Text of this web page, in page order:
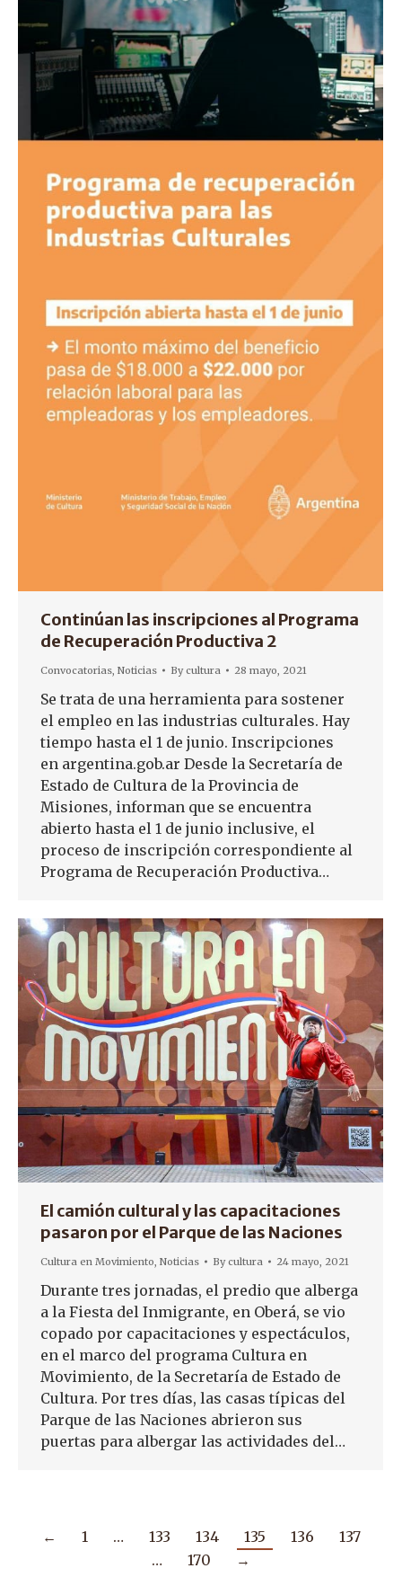
Continúan las inscripciones al Programa
de Recuperación Productiva 2
Convocatorias Noticias Bycultura 28 mayo, 2021
Se trata de una herramienta para sostener
el empleo en las industrias culturales. Hay
tiempo hasta el 1 de junio. Inscripciones
en argentina.gob.ar Desde la Secretaría de
Estado de Cultura de la Provincia de
Misiones, informan que se encuentra
abierto hasta el 1 de junio inclusive, el
proceso de inscripción correspondiente al
Programa de Recuperación Productiva…
El camión cultural y las capacitaciones
pasaron por el Parque de las Naciones
Cultura en Movimiento, Noticias Bycultura 24 mayo, 2021
Durante tres jornadas, el predio que alberga
a la Fiesta del Inmigrante, en Oberá, se vio
copado por capacitaciones y espectáculos,
en el marco del programa Cultura en
Movimiento, de la Secretaría de Estado de
Cultura. Por tres días, las casas típicas del
Parque de las Naciones abrieron sus
puertas para albergar las actividades del…
← 1 … 133 134 135 136
137
…
170 →